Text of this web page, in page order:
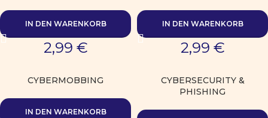
IN DEN WARENKORB
2,99 €
IN DEN WARENKORB
2,99 €
CYBERMOBBING
IN DEN WARENKORB
CYBERSECURITY &
PHISHING